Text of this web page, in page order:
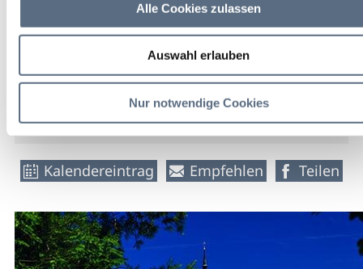
Alle Cookies zulassen
Auswahl erlauben
Nur notwendige Cookies
Bad Tölz
Stadtpfarrkirche
weitere Veranstaltungsinfos
Kalendereintrag Empfehlen Teilen